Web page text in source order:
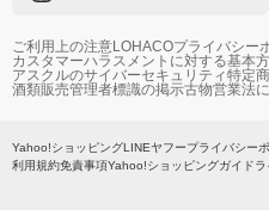
ご利用上の注意LOHACOプライバシー
カスタマーハラスメントに対する基本
アスクルのサイバーセキュリティ特定
酒類販売管理者標識の掲示古物営業法
Yahoo!ショッピングLINEヤフープライバシー
利用規約免責事項Yahoo!ショッピングガイドラ